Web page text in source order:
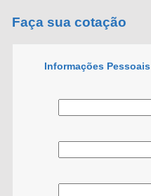
Faça sua cotação
Informações Pessoais